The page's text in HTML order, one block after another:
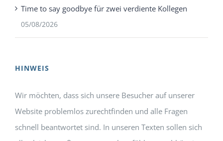
Time to say goodbye für zwei verdiente Kollegen
05/08/2026
HINWEIS
Wir möchten, dass sich unsere Besucher auf unserer
Website problemlos zurechtfinden und alle Fragen
schnell beantwortet sind. In unseren Texten sollen sich